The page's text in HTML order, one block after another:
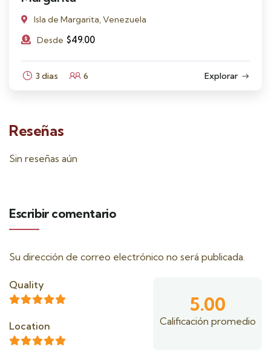
Isla de Margarita, Venezuela
Desde $49.00
3 dias 6 Explorar
Reseñas
Sin reseñas aún
Escribir comentario
Su dirección de correo electrónico no será publicada.
Quality
Location
5.00
Calificación promedio